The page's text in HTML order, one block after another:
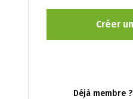
Déjà membre ?